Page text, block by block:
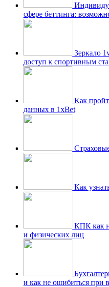
сфере беттинга:
Зеркало
доступ к спортивным
Как
данных в 1xBet
Как
КПК как
и физических лиц
и как не ошибиться при